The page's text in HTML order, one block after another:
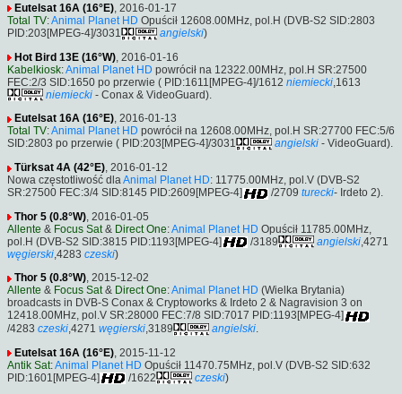
Eutelsat 16A (16°E) , 2016-01-17
Total TV:Animal Planet HD Opuścił 12608.00MHz, pol.H (DVB-S2 SID:2803
PID:203[MPEG-4]/3031
angielski)
Hot Bird 13E (16°W) , 2016-01-16
Kabelkiosk:Animal Planet HD powrócił na 12322.00MHz, pol.H SR:27500
FEC:2/3 SID:1650 po przerwie ( PID:1611[MPEG-4]/1612 niemiecki ,1613
niemiecki - Conax & VideoGuard).
Eutelsat 16A (16°E), 2016-01-13
Total TV:Animal Planet HD powrócił na 12608.00MHz, pol.H SR:27700 FEC:5/6
SID:2803 po przerwie ( PID:203[MPEG-4]/3031
angielski - VideoGuard).
Türksat 4A (42°E), 2016-01-12
Nowa częstotliwość dlaAnimal Planet HD: 11775.00MHz, pol.V (DVB-S2
SR:27500 FEC:3/4 SID:8145 PID:2609[MPEG-4]
/2709 turecki- Irdeto 2).
Thor 5 (0.8°W) , 2016-01-05
Allente & Focus Sat& Direct One:Animal Planet HD Opuścił 11785.00MHz,
pol.H (DVB-S2 SID:3815 PID:1193[MPEG-4]
/3189 angielski ,4271
węgierski,4283 czeski)
Thor 5 (0.8°W), 2015-12-02
Allente & Focus Sat& Direct One:Animal Planet HD (Wielka Brytania)
broadcasts in DVB-S Conax & Cryptoworks & Irdeto 2 & Nagravision 3 on
12418.00MHz, pol.V SR:28000 FEC:7/8 SID:7017 PID:1193[MPEG-4]
/4283 czeski ,4271 węgierski ,3189 angielski
Eutelsat 16A (16°E) , 2015-11-12
Antik Sat:Animal Planet HD Opuścił 11470.75MHz, pol.V (DVB-S2 SID:632
PID:1601[MPEG-4]
/1622 czeski)